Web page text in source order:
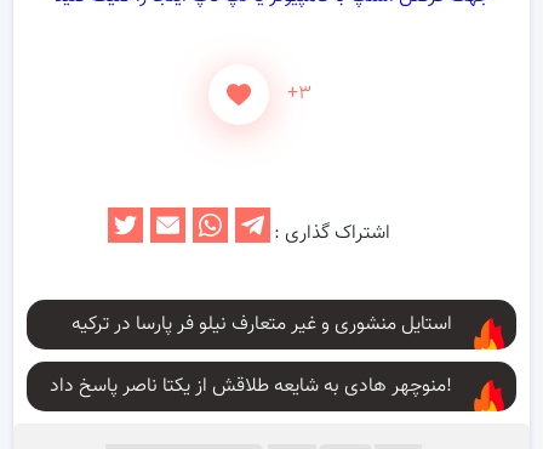
+۳
اشتراک گذاری :
استایل منشوری و غیر متعارف نیلو فر پارسا در ترکیه
منوچهر هادی به شایعه طلاقش از یکتا ناصر پاسخ داد!